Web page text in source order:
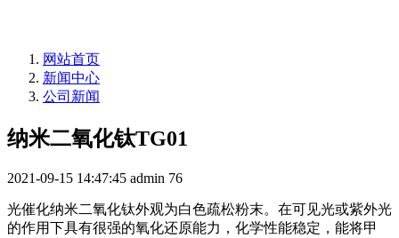
网站首页
新闻中心
公司新闻
纳米二氧化钛TG01
2021-09-15 14:47:45 admin 76
光催化纳米二氧化钛外观为白色疏松粉末。在可见光或紫外光
的作用下具有很强的氧化还原能力，化学性能稳定，能将甲